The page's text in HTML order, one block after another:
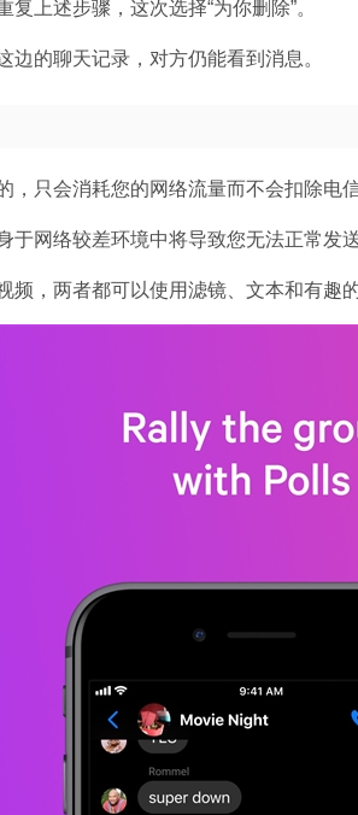
上述步骤，这次选择“为你删除”。
边的聊天记录，对方仍能看到消息。
，只会消耗您的网络流量而不会扣除电
于网络较差环境中将导致您无法正常发
频，两者都可以使用滤镜、文本和有趣